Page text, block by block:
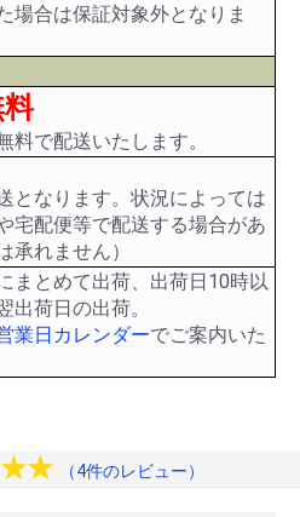
場合は保証対象外となりま
料で配送いたします。
となります。状況によっては
宅配便等で配送する場合があ
承れません）
まとめて出荷、出荷日10時以
出荷日の出荷。
業日カレンダーでご案内いた
（4件のレビュー）